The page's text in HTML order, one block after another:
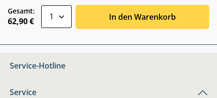
Gesamt:
62,90 € In den Warenkorb
Service-Hotline
Service